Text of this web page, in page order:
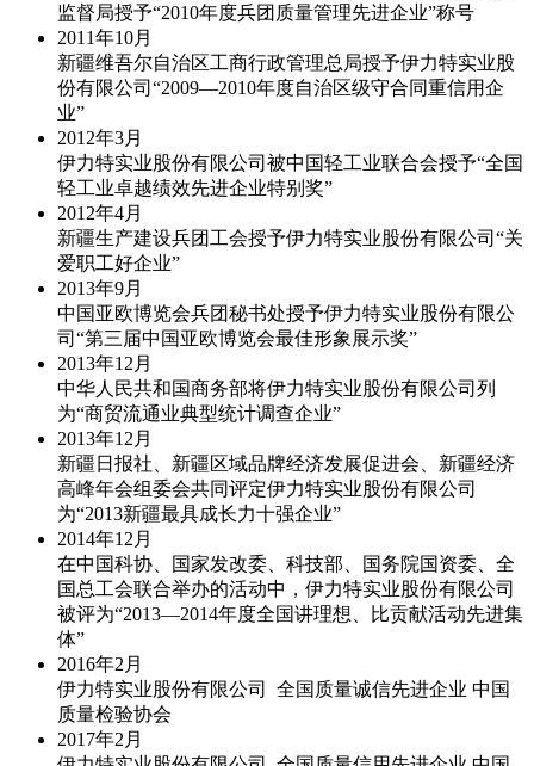
监督局授予“2010年度兵团质量管理先进企业”称号
2011年10月
新疆维吾尔自治区工商行政管理总局授予伊力特实业股
份有限公司“2009—2010年度自治区级守合同重信用企
业”
2012年3月
伊力特实业股份有限公司被中国轻工业联合会授予“全国
轻工业卓越绩效先进企业特别奖”
2012年4月
新疆生产建设兵团工会授予伊力特实业股份有限公司“关
爱职工好企业”
2013年9月
中国亚欧博览会兵团秘书处授予伊力特实业股份有限公
司“第三届中国亚欧博览会最佳形象展示奖”
2013年12月
中华人民共和国商务部将伊力特实业股份有限公司列
为“商贸流通业典型统计调查企业”
2013年12月
新疆日报社、新疆区域品牌经济发展促进会、新疆经济
高峰年会组委会共同评定伊力特实业股份有限公司
为“2013新疆最具成长力十强企业”
2014年12月
在中国科协、国家发改委、科技部、国务院国资委、全
国总工会联合举办的活动中，伊力特实业股份有限公司
被评为“2013—2014年度全国讲理想、比贡献活动先进集
体”
2016年2月
伊力特实业股份有限公司 全国质量诚信先进企业 中国
质量检验协会
2017年2月